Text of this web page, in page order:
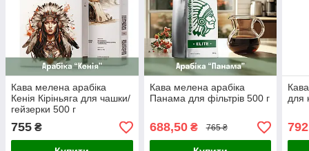
Кава мелена арабіка
Кенія Кіріньяга для чашки/
гейзерки 500 г
755 ₴
Кава мелена арабіка
Панама для фільтрів 500 г
688,50₴ 765 ₴
для
792